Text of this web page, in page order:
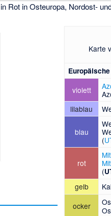
Rot in Osteuropa, Nordost-
Karte
violett
lilablau
blau
(
rot
(
gelb
ocker